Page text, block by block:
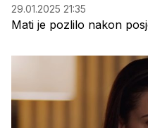
29.01.2025 21:35
Mati je pozlilo nakon